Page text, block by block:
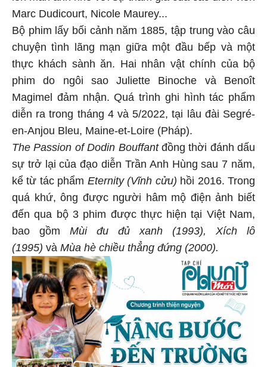
Marc Dudicourt, Nicole Maurey...
Bộ phim lấy bối cảnh năm 1885, tập trung vào câu
chuyện tình lãng mạn giữa một đầu bếp và một
thực khách sành ăn. Hai nhân vật chính của bộ
phim do ngôi sao Juliette Binoche và Benoît
Magimel đảm nhận. Quá trình ghi hình tác phẩm
diễn ra trong tháng 4 và 5/2022, tại lâu đài Segré-
en-Anjou Bleu, Maine-et-Loire (Pháp).
The Passion of Dodin Bouffantđồng thời đánh dấu
sự trở lại của đạo diễn Trần Anh Hùng sau 7 năm,
kể từ tác phẩm Eternity (Vĩnh cửu) hồi 2016. Trong
quá khứ, ông được người hâm mộ điện ảnh biết
đến qua bộ 3 phim được thực hiện tại Việt Nam,
bao gồm Mùi đu đủ xanh (1993), Xích lô
(1995) và Mùa hè chiều thẳng đứng (2000).